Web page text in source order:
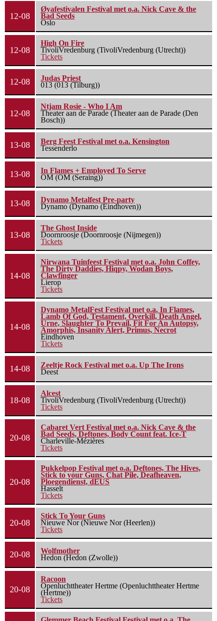
12-08
Øyafestivalen Festival met o.a. Nick Cave & the
Bad Seeds
Oslo
12-08
High On Fire
TivoliVredenburg (TivoliVredenburg (Utrecht))
Tickets
12-08
Judas Priest
013 (013 (Tilburg))
12-08
Ntjam Rosie - Who I Am
Theater aan de Parade (Theater aan de Parade (Den
Bosch))
13-08
Berg Feest Festival met o.a. Kensington
Tessenderlo
13-08
In Flames + Employed To Serve
OM (OM (Seraing))
13-08
Dynamo Metalfest Pre-party
Dynamo (Dynamo (Eindhoven))
13-08
The Ghost Inside
Doornroosje (Doornroosje (Nijmegen))
Tickets
14-08
Nirwana Tuinfeest Festival met o.a. John Coffey,
The Dirty Daddies, Hiqpy, Wodan Boys,
Clawfinger
Lierop
Tickets
14-08
Dynamo MetalFest Festival met o.a. In Flames,
Lamb Of God, Testament, Overkill, Death Angel,
Urne, Slaughter To Prevail, Fit For An Autopsy,
Amorphis, Insanity Alert, Primus, Necrot
Eindhoven
Tickets
14-08
Zeeltje Rock Festival met o.a. Up The Irons
Deest
18-08
Alcest
TivoliVredenburg (TivoliVredenburg (Utrecht))
Tickets
20-08
Cabaret Vert Festival met o.a. Nick Cave & the
Bad Seeds, Deftones, Body Count feat. Ice-T
Charleville-Mézières
Tickets
20-08
Pukkelpop Festival met o.a. Deftones, The Hives,
Stick to your Guns, Chat Pile, Deafheaven,
Ploegendienst, dEUS
Hasselt
Tickets
20-08
Stick To Your Guns
Nieuwe Nor (Nieuwe Nor (Heerlen))
Tickets
20-08
Wolfmother
Hedon (Hedon (Zwolle))
20-08
Racoon
Openluchttheater Hertme (Openluchttheater Hertme
(Hertme))
Tickets